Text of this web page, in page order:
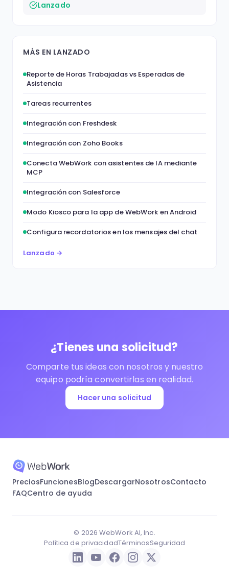
Lanzado
MÁS EN LANZADO
Reporte de Horas Trabajadas vs Esperadas de
Asistencia
Tareas recurrentes
Integración con Freshdesk
Integración con Zoho Books
Conecta WebWork con asistentes de IA mediante
MCP
Integración con Salesforce
Modo Kiosco para la app de WebWork en Android
Configura recordatorios en los mensajes del chat
Lanzado →
¿Tienes una solicitud?
Comparte tus ideas con nosotros y nuestro
equipo podría convertirlas en realidad.
Hacer una solicitud
PreciosFuncionesBlogDescargarNosotrosContacto
FAQCentro de ayuda
© 2026 WebWork AI, Inc.
Política de privacidadTérminosSeguridad